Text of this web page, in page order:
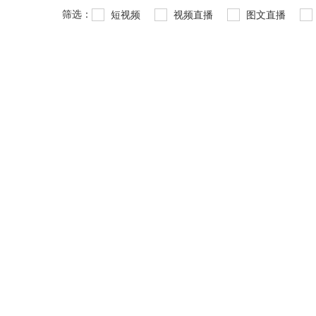
筛选： 短视频 视频直播 图文直播